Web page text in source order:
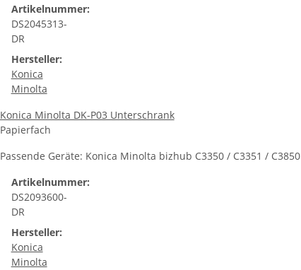
Artikelnummer:
DS2045313-
DR
Hersteller:
Konica
Minolta
Konica Minolta DK-P03 Unterschrank
Papierfach
Passende Geräte: Konica Minolta bizhub C3350 / C3351 / C3850
Artikelnummer:
DS2093600-
DR
Hersteller:
Konica
Minolta